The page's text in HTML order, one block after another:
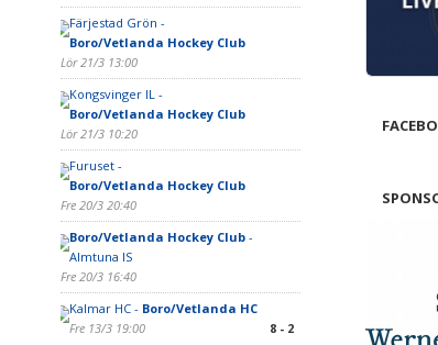
Färjestad Grön -
Boro/Vetlanda Hockey Club
Lör 21/3 13:00
Kongsvinger IL -
Boro/Vetlanda Hockey Club
Lör 21/3 10:20
Furuset -
Boro/Vetlanda Hockey Club
Fre 20/3 20:40
Boro/Vetlanda Hockey Club-
Almtuna IS
Fre 20/3 16:40
Kalmar HC - Boro/Vetlanda HC
Fre 13/3 19:00
8 - 2